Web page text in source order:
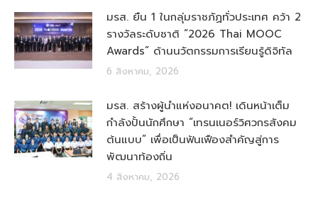
มรส. ยืน 1 ในกลุ่มราชภัฏทั่วประเทศ คว้า 2
รางวัลระดับชาติ “2026 Thai MOOC
Awards” ด้านนวัตกรรมการเรียนรู้ดิจิทัล
6 สิงหาคม, 2026
มรส. สร้างผู้นำแห่งอนาคต! เดินหน้าเต็ม
กำลังปั้นนักศึกษา “เทรนเนอร์วิศวกรสังคม
ต้นแบบ” เพื่อเป็นฟันเฟืองสำคัญสู่การ
พัฒนาท้องถิ่น
4 สิงหาคม, 2026